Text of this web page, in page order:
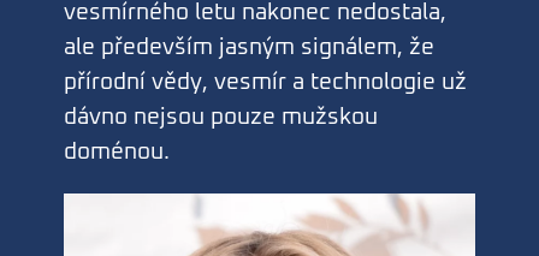
vesmírného letu nakonec nedostala,
ale především jasným signálem, že
přírodní vědy, vesmír a technologie už
dávno nejsou pouze mužskou
doménou.